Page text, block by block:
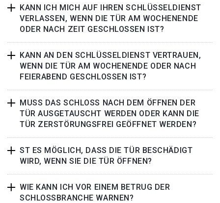
KANN ICH MICH AUF IHREN SCHLÜSSELDIENST
VERLASSEN, WENN DIE TÜR AM WOCHENENDE
ODER NACH ZEIT GESCHLOSSEN IST?
KANN AN DEN SCHLÜSSELDIENST VERTRAUEN,
WENN DIE TÜR AM WOCHENENDE ODER NACH
FEIERABEND GESCHLOSSEN IST?
MUSS DAS SCHLOSS NACH DEM ÖFFNEN DER
TÜR AUSGETAUSCHT WERDEN ODER KANN DIE
TÜR ZERSTÖRUNGSFREI GEÖFFNET WERDEN?
ST ES MÖGLICH, DASS DIE TÜR BESCHÄDIGT
WIRD, WENN SIE DIE TÜR ÖFFNEN?
WIE KANN ICH VOR EINEM BETRUG DER
SCHLOSSBRANCHE WARNEN?